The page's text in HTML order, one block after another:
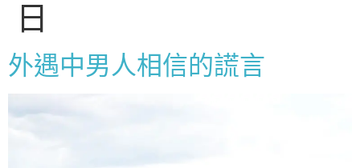
日
外遇中男人相信的謊言